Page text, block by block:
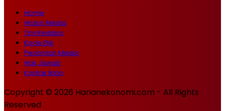
Home
Histori Media
Tim Redaksi
Kode Etik
Pedoman Media
Hak Jawab
Kontak Iklan
Copyright © 2026 Harianekonomi.com - All Rights
Reserved